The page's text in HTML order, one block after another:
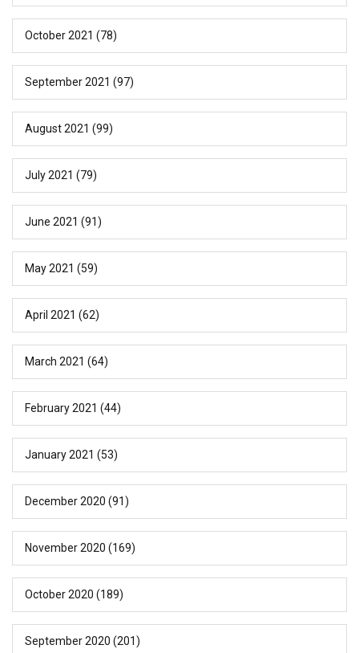
October 2021 (78)
September 2021 (97)
August 2021 (99)
July 2021 (79)
June 2021 (91)
May 2021 (59)
April 2021 (62)
March 2021 (64)
February 2021 (44)
January 2021 (53)
December 2020 (91)
November 2020 (169)
October 2020 (189)
September 2020 (201)